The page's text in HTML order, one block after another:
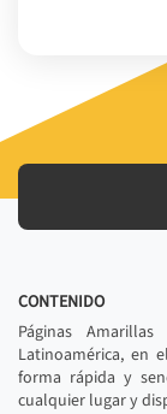
CONTENIDO
Páginas
Latinoamérica, en
forma rápida y
cualquier lugar y